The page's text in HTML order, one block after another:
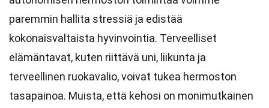
paremmin hallita stressiä ja edistää
kokonaisvaltaista hyvinvointia. Terveelliset
elämäntavat, kuten riittävä uni, liikunta ja
terveellinen ruokavalio, voivat tukea hermoston
tasapainoa. Muista, että kehosi on monimutkainen